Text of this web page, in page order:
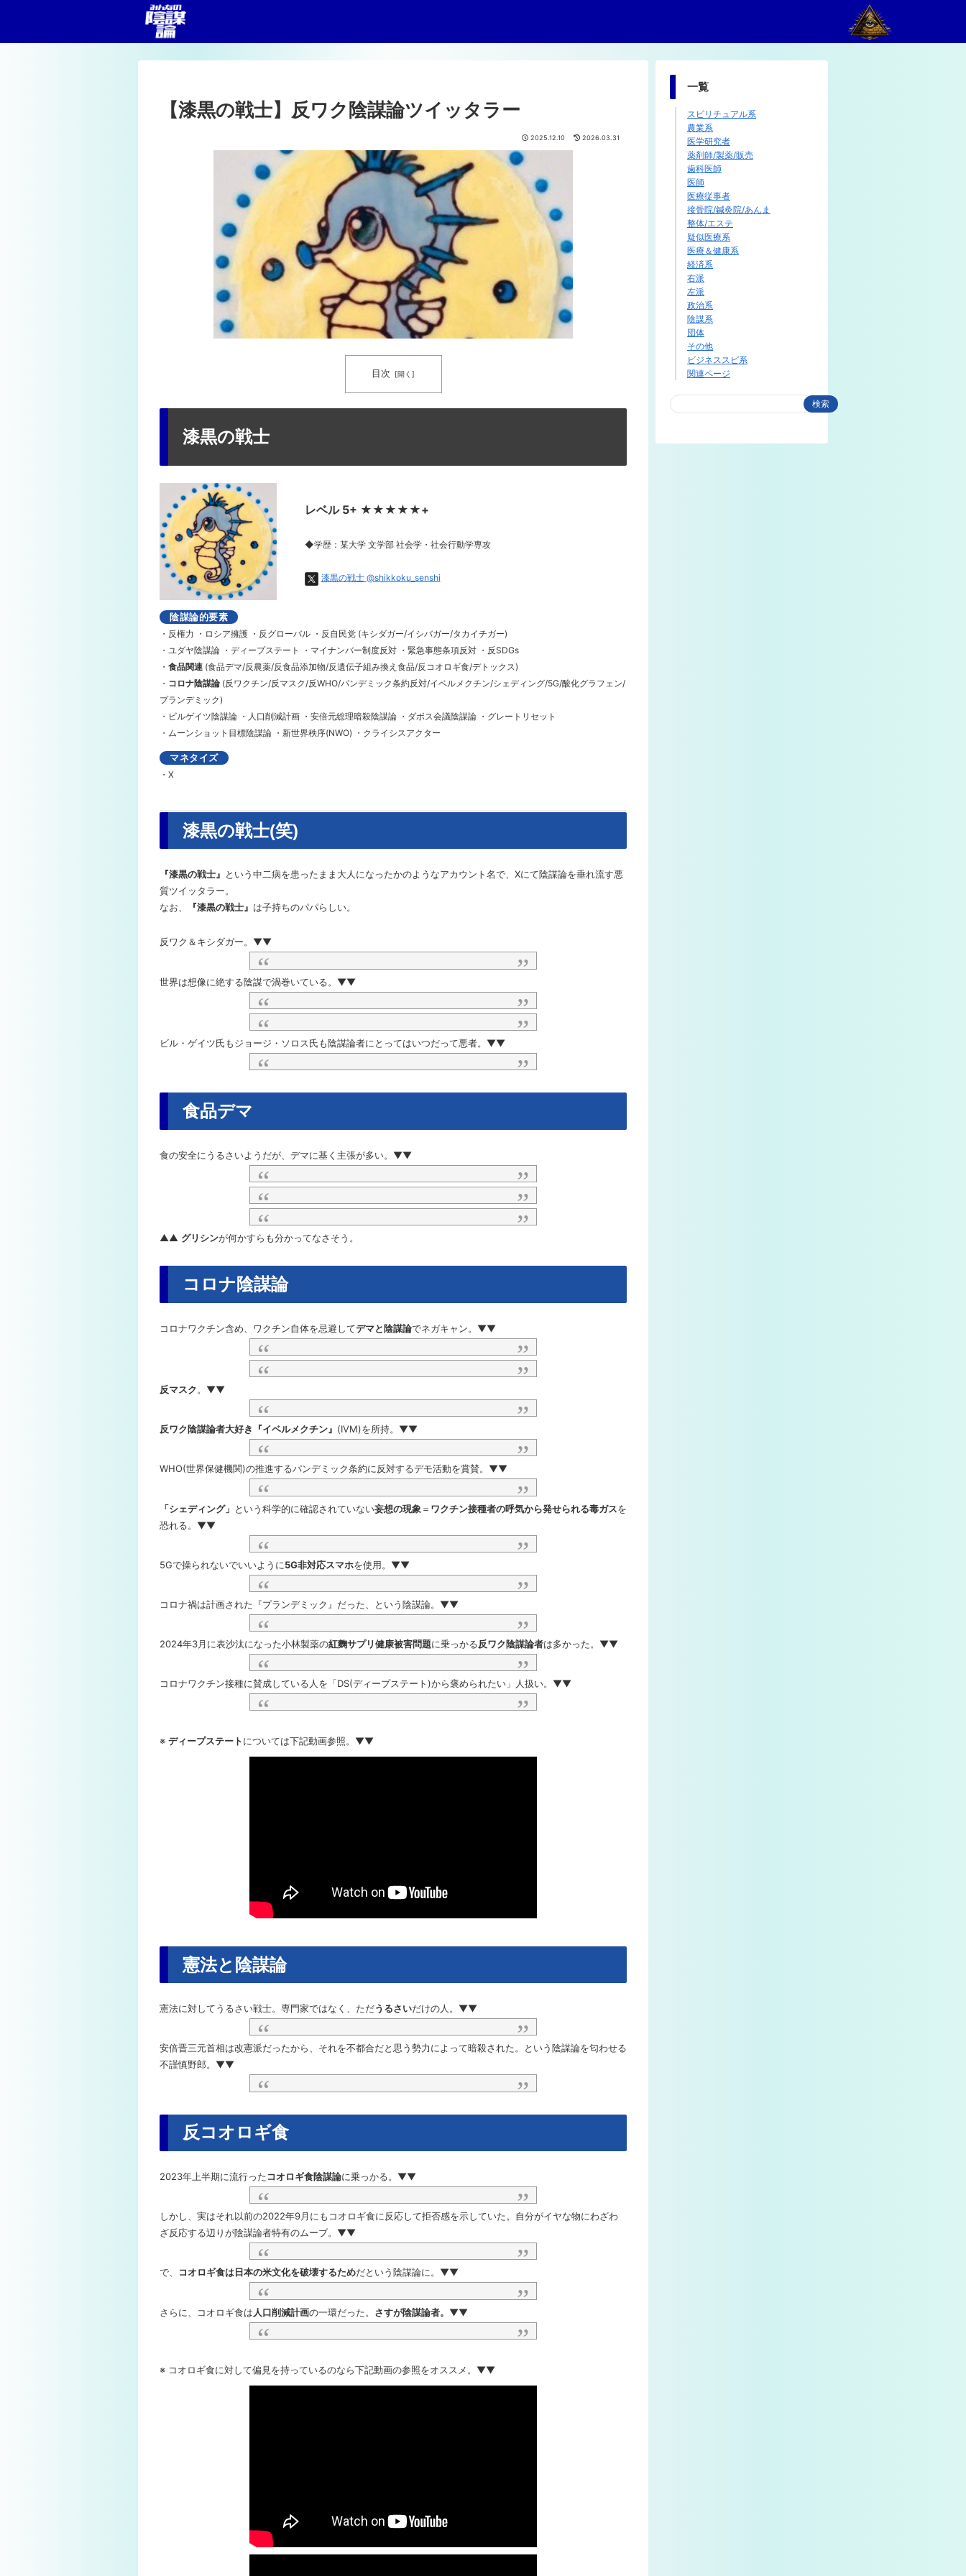
【漆黒の戦士】反ワク陰謀論ツイッタラー
2025.12.10 2026.03.31
目次
漆黒の戦士
レベル 5+ ★★★★★+
◆学歴：某大学 文学部 社会学・社会行動学専攻
漆黒の戦士 @shikkoku_senshi
陰謀論的要素
・反権力 ・ロシア擁護 ・反グローバル ・反自民党 (キシダガー/イシバガー/タカイチガー)
・ユダヤ陰謀論 ・ディープステート ・マイナンバー制度反対 ・緊急事態条項反対 ・反SDGs
・ 食品関連 (食品デマ/反農薬/反食品添加物/反遺伝子組み換え食品/反コオロギ食/デトックス)
・ コロナ陰謀論 (反ワクチン/反マスク/反WHO/パンデミック条約反対/イベルメクチン/シェディング/5G/酸化グラフェン/
プランデミック)
・ビルゲイツ陰謀論 ・人口削減計画 ・安倍元総理暗殺陰謀論 ・ダボス会議陰謀論 ・グレートリセット
・ムーンショット目標陰謀論 ・新世界秩序(NWO) ・クライシスアクター
マネタイズ
・X
漆黒の戦士(笑)
『漆黒の戦士』 という中二病を患ったまま大人になったかのようなアカウント名で、Xにて陰謀論を垂れ流す悪
質ツイッタラー。
なお、
『漆黒の戦士』 は子持ちのパパらしい。
反ワク＆キシダガー。▼▼
世界は想像に絶する陰謀で渦巻いている。▼▼
ビル・ゲイツ氏もジョージ・ソロス氏も陰謀論者にとってはいつだって悪者。▼▼
食品デマ
食の安全にうるさいようだが、デマに基く主張が多い。▼▼
▲▲ グリシンが何かすらも分かってなさそう。
コロナ陰謀論
コロナワクチン含め、ワクチン自体を忌避してデマと陰謀論でネガキャン。▼▼
反マスク。▼▼
反ワク陰謀論者大好き『イベルメクチン』 (IVM)を所持。▼▼
WHO(世界保健機関)の推進するパンデミック条約に反対するデモ活動を賞賛。▼▼
「シェディング」 という科学的に確認されていない妄想の現象 ＝ ワクチン接種者の呼気から発せられる毒ガスを
恐れる。▼▼
5Gで操られないでいいように5G非対応スマホを使用。▼▼
コロナ禍は計画された『プランデミック』だった、という陰謀論。▼▼
2024年3月に表沙汰になった小林製薬の紅麴サプリ健康被害問題に乗っかる反ワク陰謀論者は多かった。▼▼
コロナワクチン接種に賛成している人を「DS(ディープステート)から褒められたい」人扱い。▼▼
※ ディープステートについては下記動画参照。▼▼
憲法と陰謀論
憲法に対してうるさい戦士。専門家ではなく、ただうるさいだけの人。▼▼
安倍晋三元首相は改憲派だったから、それを不都合だと思う勢力によって暗殺された。という陰謀論を匂わせる
不謹慎野郎。▼▼
反コオロギ食
2023年上半期に流行ったコオロギ食陰謀論に乗っかる。▼▼
しかし、実はそれ以前の2022年9月にもコオロギ食に反応して拒否感を示していた。自分がイヤな物にわざわ
ざ反応する辺りが陰謀論者特有のムーブ。▼▼
で、 コオロギ食は日本の米文化を破壊するためだという陰謀論に。▼▼
さらに、コオロギ食は 人口削減計画の一環だった。 さすが陰謀論者。 ▼▼
※ コオロギ食に対して偏見を持っているのなら下記動画の参照をオススメ。▼▼
一覧
スピリチュアル系
農業系
医学研究者
薬剤師/製薬/販売
歯科医師
医師
医療従事者
接骨院/鍼灸院/あんま
整体/エステ
疑似医療系
医療＆健康系
経済系
右派
左派
政治系
陰謀系
団体
その他
ビジネススピ系
関連ページ
検索